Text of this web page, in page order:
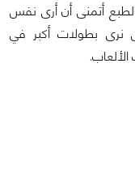
أتمنى أن أرى نفس
نرى بطولات أكبر في